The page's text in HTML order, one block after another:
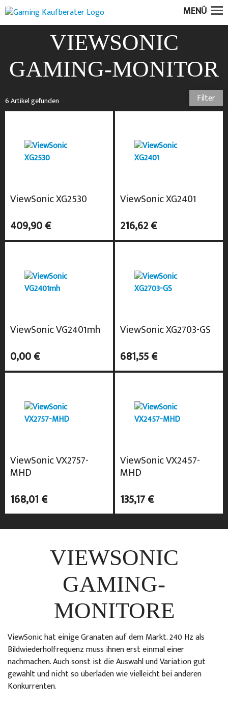
MENÜ
VIEWSONIC
GAMING-MONITOR
6 Artikel gefunden Filter
ViewSonic XG2530
409,90 €
ViewSonic XG2401
216,62 €
ViewSonic VG2401mh
0,00 €
ViewSonic XG2703-GS
681,55 €
ViewSonic VX2757-
MHD
168,01 €
ViewSonic VX2457-
MHD
135,17 €
VIEWSONIC
GAMING-
MONITORE
ViewSonic hat einige Granaten auf dem Markt. 240 Hz als
Bildwiederholfrequenz muss ihnen erst einmal einer
nachmachen. Auch sonst ist die Auswahl und Variation gut
gewählt und nicht so überladen wie vielleicht bei anderen
Konkurrenten.